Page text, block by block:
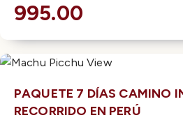
995.00
PAQUETE 7 DÍAS CAMINO
RECORRIDO EN PERÚ